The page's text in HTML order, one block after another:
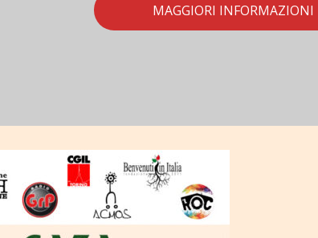
MAGGIORI INFORMAZIONI